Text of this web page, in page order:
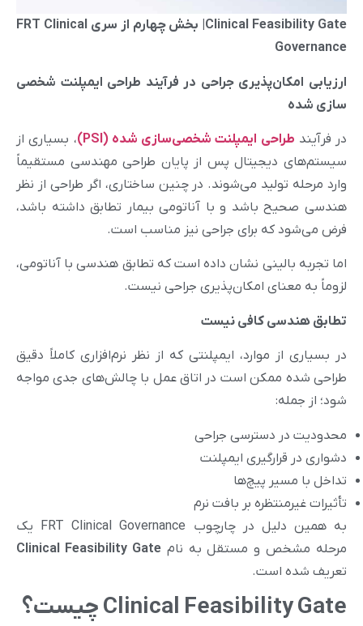
Clinical Feasibility Gate| بخش چهارم از سری FRT Clinical
Governance
ارزیابی امکان‌پذیری جراحی در فرآیند طراحی ایمپلنت شخصی
سازی شده
در فرآیندطراحی ایمپلنت شخصی‌سازی‌ شده (PSI)
، بسیاری از
سیستم‌های دیجیتال پس از پایان طراحی مهندسی مستقیماً
وارد مرحله تولید می‌شوند. در چنین ساختاری، اگر طراحی از نظر
هندسی صحیح باشد و با آناتومی بیمار تطابق داشته باشد،
فرض می‌شود که برای جراحی نیز مناسب است.
اما تجربه بالینی نشان داده است که تطابق هندسی با آناتومی،
لزوماً به معنای امکان‌پذیری جراحی نیست.
تطابق هندسی کافی نیست
در بسیاری از موارد، ایمپلنتی که از نظر نرم‌افزاری کاملاً دقیق
طراحی شده ممکن است در اتاق عمل با چالش‌های جدی مواجه
شود؛ از جمله:
محدودیت در دسترسی جراحی
دشواری در قرارگیری ایمپلنت
تداخل با مسیر پیچ‌ها
تأثیرات غیرمنتظره بر بافت نرم
به همین دلیل در چارچوب FRT Clinical Governance یک
مرحله مشخص و مستقل به نام Clinical Feasibility Gate
تعریف شده است.
Clinical Feasibility Gate چیست؟